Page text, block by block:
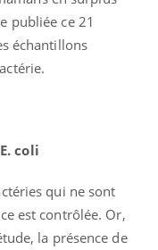
publiée ce 21
échantillons
coli
qui ne sont
est contrôlée. Or,
la présence de